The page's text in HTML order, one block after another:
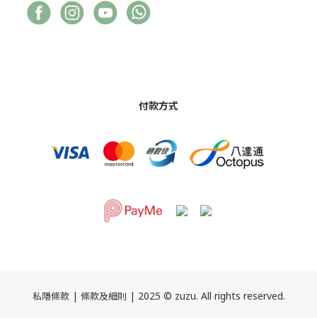
付款方式
私隱條款| 條款及細則 | 2025 © zuzu. All rights reserved.